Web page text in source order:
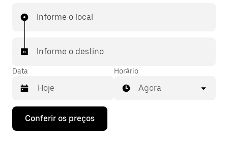
Informe o local
Informe o destino
Data
Pressione
seta
Horário
Agora
Conferir os preços